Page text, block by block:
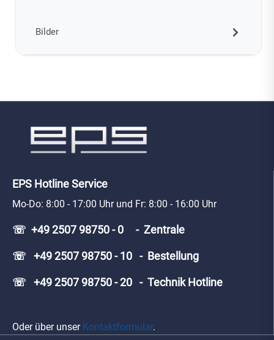
Bilder
EPS Hotline Service
Mo-Do: 8:00 - 17:00 Uhr und Fr: 8:00 - 16:00 Uhr
☏ +49 2507 98750 - 0 - Zentrale
☏ +49 2507 98750 - 10 - Bestellung
☏ +49 2507 98750 - 20 - Technik Hotline
Oder über unser Kontaktformular.